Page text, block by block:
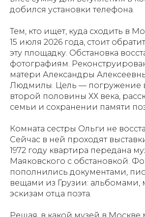
добился установки телефона.
Тем, кто ищет, куда сходить в
15 июля 2026 года, стоит
эту площадку. Обстановка
фотографиям.
матери Александры
Людмилы. Цель — погружение
второй половины ХХ века,
семьи и сохранении памяти
Комната сестры Ольги не
Сейчас в ней проходят
1972 году квартира передана
Маяковского с обстановкой.
пополнились документами,
вещами из Грузии: альбомами,
эскизам отца поэта.
Решая, в какой музей в Москве